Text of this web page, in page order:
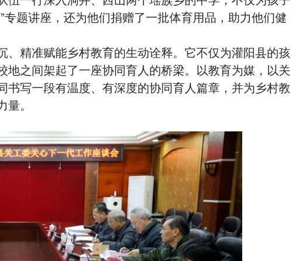
题讲座，还为他们捐赠了一批体育用品，助力他们健
、精准赋能乡村教育的生动诠释。它不仅为灌阳县的孩
之间架起了一座协同育人的桥梁。以教育为媒，以关
写一段有温度、有深度的协同育人篇章，并为乡村教
。